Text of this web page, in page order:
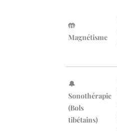
🤲
Magnétisme
🔔
Sonothérapie
(Bols
tibétains)